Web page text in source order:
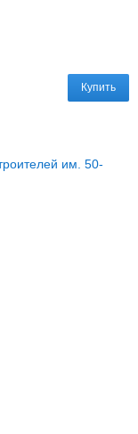
Купить
им. 50-